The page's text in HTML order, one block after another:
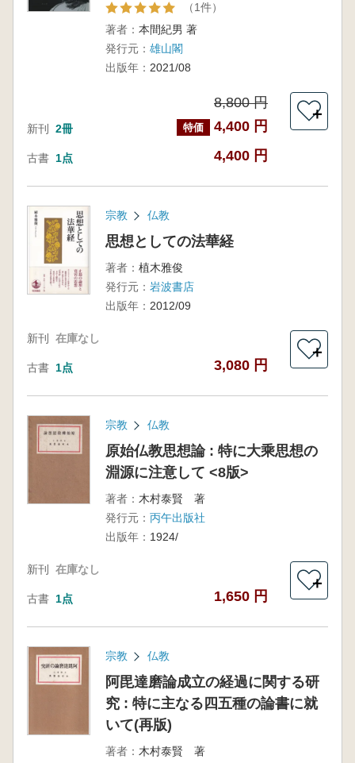
（1件）
著者： 本間紀男 著
発行元： 雄山閣
出版年： 2021/08
新刊 2冊
8,800 円
特価 4,400 円
古書 1点 4,400 円
＋
宗教 仏教
思想としての法華経
著者： 植木雅俊
発行元： 岩波書店
出版年： 2012/09
新刊 在庫なし
古書 1点 3,080 円
＋
宗教 仏教
原始仏教思想論 : 特に大乘思想の
淵源に注意して <8版>
著者： 木村泰賢 著
発行元： 丙午出版社
出版年： 1924/
新刊 在庫なし
古書 1点 1,650 円
＋
宗教 仏教
阿毘達磨論成立の経過に関する研
究 : 特に主なる四五種の論書に就
いて(再版)
著者： 木村泰賢 著